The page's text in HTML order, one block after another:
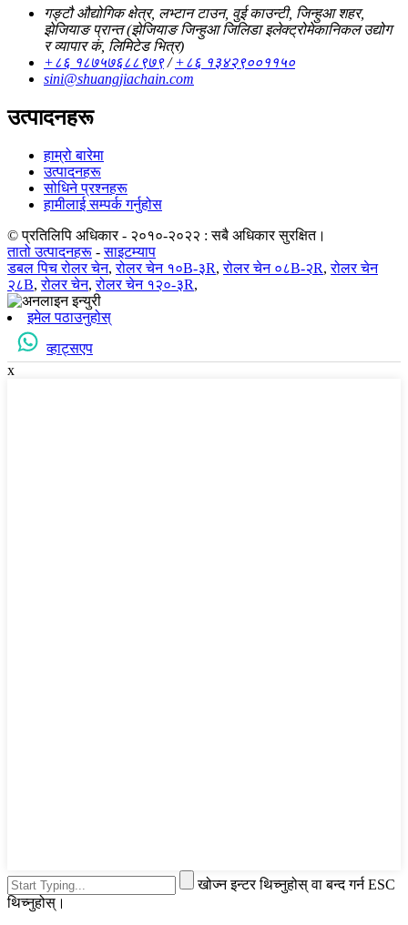
गङ्टौ औद्योगिक क्षेत्र, लभ्टान टाउन, वुई काउन्टी, जिन्हुआ शहर,
झेजियाङ प्रान्त (झेजियाङ जिन्हुआ जिलिडा इलेक्ट्रोमेकानिकल उद्योग
र व्यापार कं, लिमिटेड भित्र)
+८६ १८७५७६८८९७९/+८६ १३४२९००११५०
sini@shuangjiachain.com
उत्पादनहरू
हाम्रो बारेमा
उत्पादनहरू
सोधिने प्रश्नहरू
हामीलाई सम्पर्क गर्नुहोस
© प्रतिलिपि अधिकार - २०१०-२०२२ : सबै अधिकार सुरक्षित।
तातो उत्पादनहरू -साइटम्याप
डबल पिच रोलर चेन,रोलर चेन १०B-३R,रोलर चेन ०८B-२R,रोलर चेन
२८B,रोलर चेन,रोलर चेन १२०-३R,
इमेल पठाउनुहोस्
व्हाट्सएप
x
खोज्न इन्टर थिच्नुहोस् वा बन्द गर्न ESC
थिच्नुहोस्।